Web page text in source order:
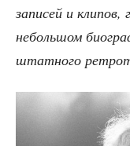
запи­сей и
неболь­шом
штат­но­го